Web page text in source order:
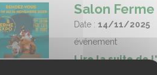
Salon
Date :14/11/2025
événement
Lire la suite de